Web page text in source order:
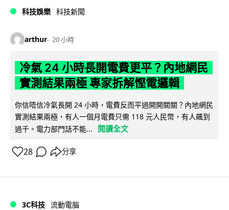
科技娛樂 科技新聞
arthur 20 小時
冷氣 24 小時長開電費更平？內地網民
實測結果兩極 專家拆解慳電邏輯
你信唔信冷氣長開 24 小時，電費反而平過開開關關？內地網民
實測結果兩極，有人一個月電費只需 118 元人民幣，有人飆到
過千。電力部門話不能...
閱讀全文
28 分享
3C科技 流動電腦